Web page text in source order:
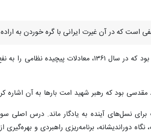
است که در آن غیرت ایرانی با گره خوردن به
به گزارش ایرنا، آزادسازی خرمشهر، طلوعی دوباره برای
بود که رهبر شهید امت بارها به آن اشاره
نسل‌های آینده به یادگار ماند. درس اصلی
دوراندیشانه، برنامه‌ریزی راهبردی و